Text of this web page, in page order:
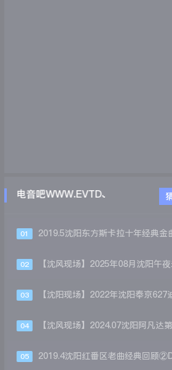
电音吧WWW.EVTDJ.COM
01
02
03
04
05